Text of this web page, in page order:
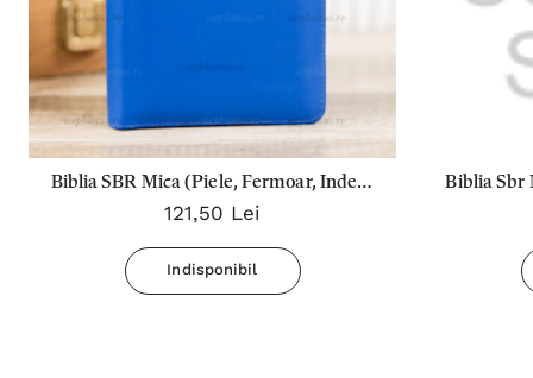
Biblia SBR Mica (Piele, Fermoar, Index)
- 047 PF - Albastru
121,50 Lei
Indisponibil
Biblia Sbr